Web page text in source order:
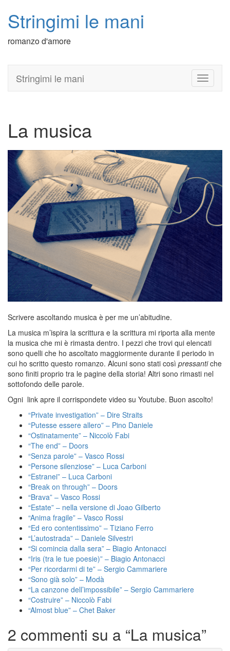
Stringimi le mani
romanzo d'amore
T
o
a
g
a
t
o
Stringimi le mani
La musica
Scrivere ascoltando musica è per me un’abitudine.
La musica m’ispira la scrittura e la scrittura mi riporta alla mente
la musica che mi è rimasta dentro. I pezzi che trovi qui elencati
sono quelli che ho ascoltato maggiormente durante il periodo in
cui ho scritto questo romanzo. Alcuni sono stati così pressantiche
sono finiti proprio tra le pagine della storia! Altri sono rimasti nel
sottofondo delle parole.
Ogni link apre il corrispondete video su Youtube. Buon ascolto!
“Private investigation” – Dire Straits
“Putesse essere allero” – Pino Daniele
“Ostinatamente” – Niccolò Fabi
“The end” – Doors
“Senza parole” – Vasco Rossi
“Persone silenziose” – Luca Carboni
“Estranei” – Luca Carboni
“Break on through” – Doors
“Brava” – Vasco Rossi
“Estate” – nella versione di Joao Gilberto
“Anima fragile” – Vasco Rossi
“Ed ero contentissimo” – Tiziano Ferro
“L’autostrada” – Daniele Silvestri
“Si comincia dalla sera” – Biagio Antonacci
“Iris (tra le tue poesie)” – Biagio Antonacci
“Per ricordarmi di te” – Sergio Cammariere
“Sono già solo” – Modà
“La canzone dell’impossibile” – Sergio Cammariere
“Costruire” – Niccolò Fabi
“Almost blue” – Chet Baker
2 commenti su a “La musica”